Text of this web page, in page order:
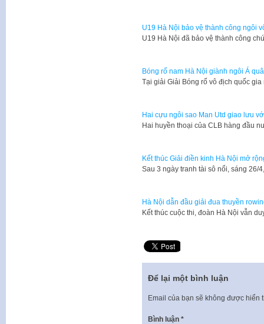
U19 Hà Nội bảo vệ thành công ngôi
U19 Hà Nội đã bảo vệ thành công
Bóng rổ nam Hà Nội giành ngôi Á
Tại giải Giải Bóng rổ vô địch quốc
Hai cựu ngôi sao Man Utd giao lưu
Hai huyền thoại của CLB hàng đầu
Kết thúc Giải điền kinh Hà Nội mở
Sau 3 ngày tranh tài sô nổi, sáng
Hà Nội dẫn đầu giải đua thuyền
Kết thúc cuộc thi, đoàn Hà Nội vẫn
Để lại một bình luận
Email của bạn sẽ không được hiển
Bình luận *